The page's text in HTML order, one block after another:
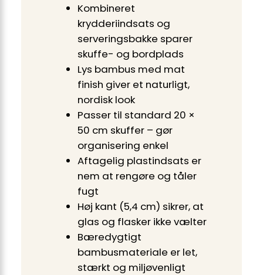
Kombineret
krydderiindsats og
serveringsbakke sparer
skuffe- og bordplads
Lys bambus med mat
finish giver et naturligt,
nordisk look
Passer til standard 20 ×
50 cm skuffer – gør
organisering enkel
Aftagelig plastindsats er
nem at rengøre og tåler
fugt
Høj kant (5,4 cm) sikrer, at
glas og flasker ikke vælter
Bæredygtigt
bambusmateriale er let,
stærkt og miljøvenligt